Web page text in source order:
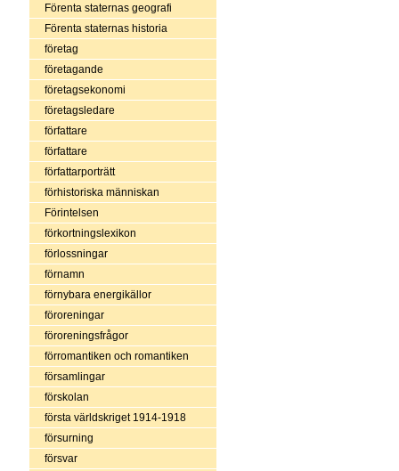
Förenta staternas geografi
Förenta staternas historia
företag
företagande
företagsekonomi
företagsledare
författare
författare
författarporträtt
förhistoriska människan
Förintelsen
förkortningslexikon
förlossningar
förnamn
förnybara energikällor
föroreningar
föroreningsfrågor
förromantiken och romantiken
församlingar
förskolan
första världskriget 1914-1918
försurning
försvar